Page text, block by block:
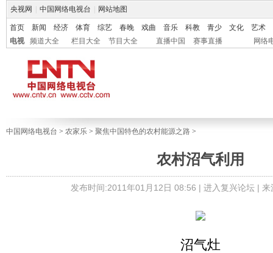
央视网 中国网络电视台 网站地图
首页 新闻 经济 体育 综艺 春晚 戏曲 音乐 科教 青少 文化
艺术
电视
频道大全 栏目大全 节目大全 直播中国 赛事直播 网络
中国网络电视台 > 农家乐 > 聚焦中国特色的农村能源之路 >
农村沼气利用
发布时间:2011年01月12日 08:56 | 进入复兴论坛| 来
沼气灶